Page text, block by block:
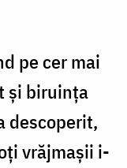
pe cer mai
şi biruinţa
descoperit,
vrăjmaşii i-